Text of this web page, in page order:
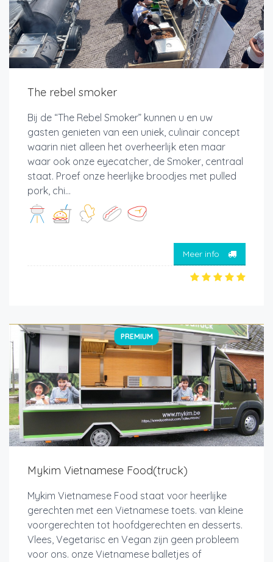
The rebel smoker
Bij de “The Rebel Smoker” kunnen u en uw
gasten genieten van een uniek, culinair concept
waarin niet alleen het overheerlijk eten maar
waar ook onze eyecatcher, de Smoker, centraal
staat. Proef onze heerlijke broodjes met pulled
pork, chi...
Meer info
PREMIUM
Mykim Vietnamese Food(truck)
Mykim Vietnamese Food staat voor heerlijke
gerechten met een Vietnamese toets. van kleine
voorgerechten tot hoofdgerechten en desserts.
Vlees, Vegetarisc en Vegan zijn geen probleem
voor ons. onze Vietnamese balletjes of